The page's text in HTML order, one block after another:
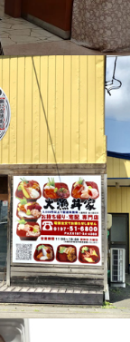
電話注文を
。
ー】
承ります。
定休
24-6353
：11：
曜日
23-3633
紹介
家
沢多賀24-3
～ 19：00
ー対応時間
00
水沢